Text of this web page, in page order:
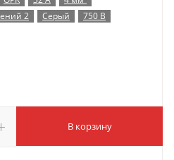
2 Серый 750 В
В корзину